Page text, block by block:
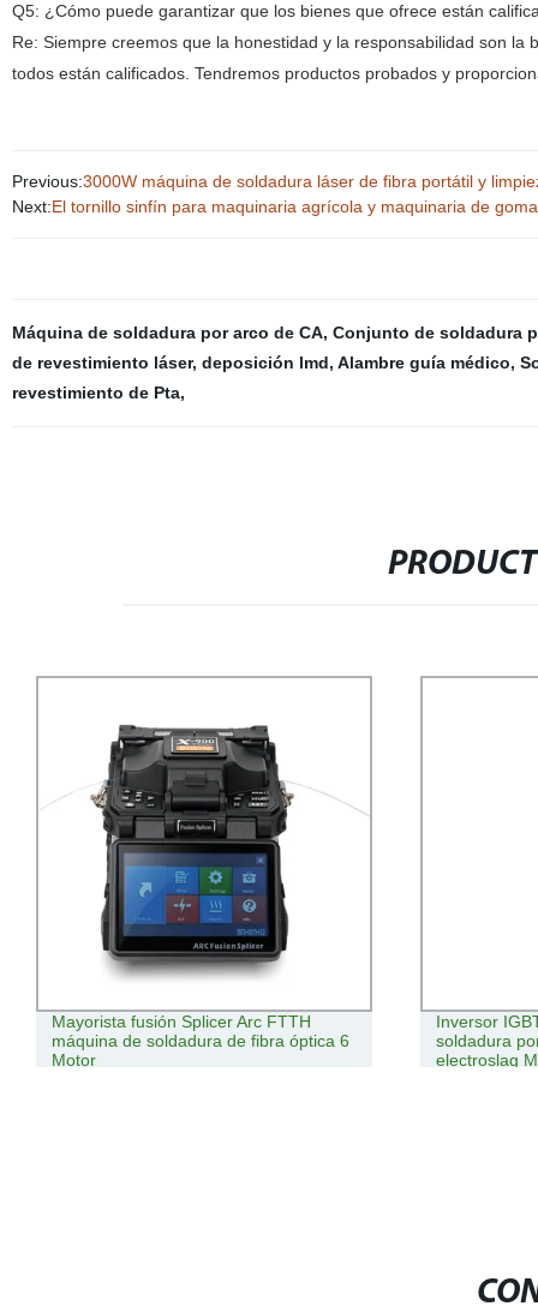
Q5: ¿Cómo puede garantizar que los bienes que ofrece están
Re: Siempre creemos que la honestidad y la responsabilidad son
todos están calificados. Tendremos productos probados y
Previous:3000W máquina de soldadura láser de fibra portátil y
Next:El tornillo sinfín para maquinaria agrícola y maquinaria de goma
Máquina de soldadura por arco de CA, Conjunto de soldadura
de revestimiento láser, deposición lmd, Alambre guía médico,
revestimiento de Pta,
Mayorista fusión Splicer Arc FTTH
máquina de soldadura de fibra óptica 6
Motor
Inversor
soldadura
electroslag